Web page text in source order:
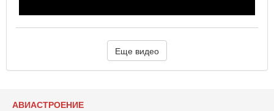
Еще видео
АВИАСТРОЕНИЕ